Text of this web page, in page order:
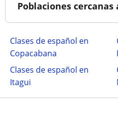
Poblaciones cercanas
Clases de español en
Copacabana
Clases de español en
Itagui